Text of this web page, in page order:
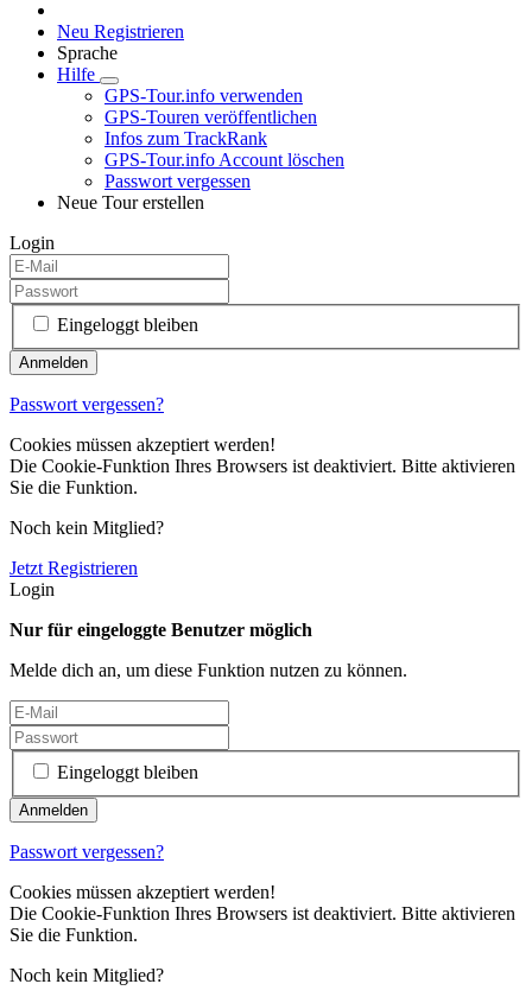
Neu Registrieren
Sprache
Hilfe
GPS-Tour.info verwenden
GPS-Touren veröffentlichen
Infos zum TrackRank
GPS-Tour.info Account löschen
Passwort vergessen
Neue Tour erstellen
Login
Eingeloggt bleiben
Passwort vergessen?
Cookies müssen akzeptiert werden!
Die Cookie-Funktion Ihres Browsers ist deaktiviert. Bitte aktivieren
Sie die Funktion.
Noch kein Mitglied?
Jetzt Registrieren
Login
Nur für eingeloggte Benutzer möglich
Melde dich an, um diese Funktion nutzen zu können.
Eingeloggt bleiben
Passwort vergessen?
Cookies müssen akzeptiert werden!
Die Cookie-Funktion Ihres Browsers ist deaktiviert. Bitte aktivieren
Sie die Funktion.
Noch kein Mitglied?